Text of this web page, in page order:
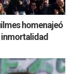
homenajeó
inmortalidad